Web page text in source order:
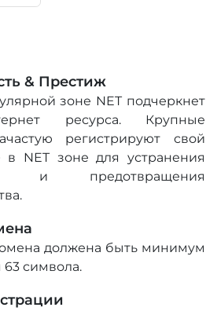
& Престиж
зоне NET подчеркнет
ресурса. Крупные
регистрируют свой
в NET зоне для устранения
и предотвращения
должена быть минимум
символа.